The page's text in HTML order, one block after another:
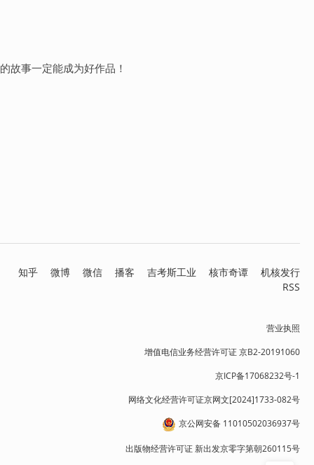
故事一定能成为好作品！
知乎 微博 微信 播客 吉考斯工业 核市奇谭
机核发行
RSS
营业执照
增值电信业务经营许可证 京B2-20191060
京ICP备17068232号-1
网络文化经营许可证京网文[2024]1733-082号
京公网安备 11010502036937号
出版物经营许可证 新出发京零字第朝260115号